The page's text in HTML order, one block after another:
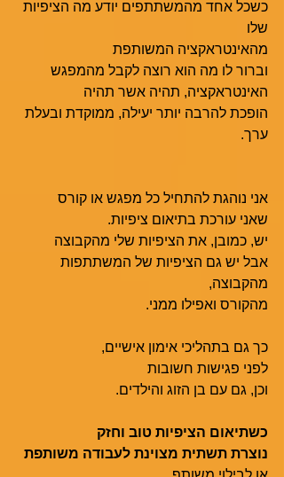
כשכל אחד מהמשתתפים יודע מה הציפיות
שלו
מהאינטראקציה המשותפת
וברור לו מה הוא רוצה לקבל מהמפגש
האינטראקציה, תהיה אשר תהיה
הופכת להרבה יותר יעילה, ממוקדת ובעלת
ערך.
אני נוהגת להתחיל כל מפגש או קורס
שאני עורכת בתיאום ציפיות.
יש, כמובן, את הציפיות שלי מהקבוצה
אבל יש גם הציפיות של המשתתפות
מהקבוצה,
מהקורס ואפילו ממני.
כך גם בתהליכי אימון אישיים,
לפני פגישות חשובות
וכן, גם עם בן הזוג והילדים.
כשתיאום הציפיות טוב וחזק
נוצרת תשתית מצוינת לעבודה משותפת